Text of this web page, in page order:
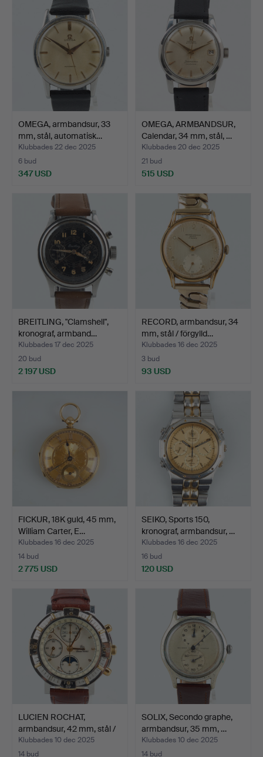
OMEGA, armbandsur, 33
mm, stål, automatisk…
Klubbades 22 dec 2025
6 bud
347 USD
OMEGA, ARMBANDSUR,
Calendar, 34 mm, stål, …
Klubbades 20 dec 2025
21 bud
515 USD
BREITLING, "Clamshell",
kronograf, armband…
Klubbades 17 dec 2025
20 bud
2 197 USD
RECORD, armbandsur, 34
mm, stål / förgylld…
Klubbades 16 dec 2025
3 bud
93 USD
FICKUR, 18K guld, 45 mm,
William Carter, E…
Klubbades 16 dec 2025
14 bud
2 775 USD
SEIKO, Sports 150,
kronograf, armbandsur, …
Klubbades 16 dec 2025
16 bud
120 USD
LUCIEN ROCHAT,
armbandsur, 42 mm, stål /
g…
Klubbades 10 dec 2025
14 bud
SOLIX, Secondo graphe,
armbandsur, 35 mm, …
Klubbades 10 dec 2025
14 bud